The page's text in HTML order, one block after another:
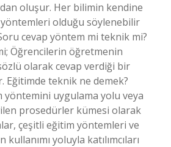
oluşur. Her bilimin kendine
olduğu söylenebilir
cevap yöntem mi teknik mi?
Öğrencilerin öğretmenin
olarak cevap verdiği bir
Eğitimde teknik ne demek?
uygulama yolu veya
prosedürler kümesi olarak
çeşitli eğitim yöntemleri ve
yoluyla katılımcıları